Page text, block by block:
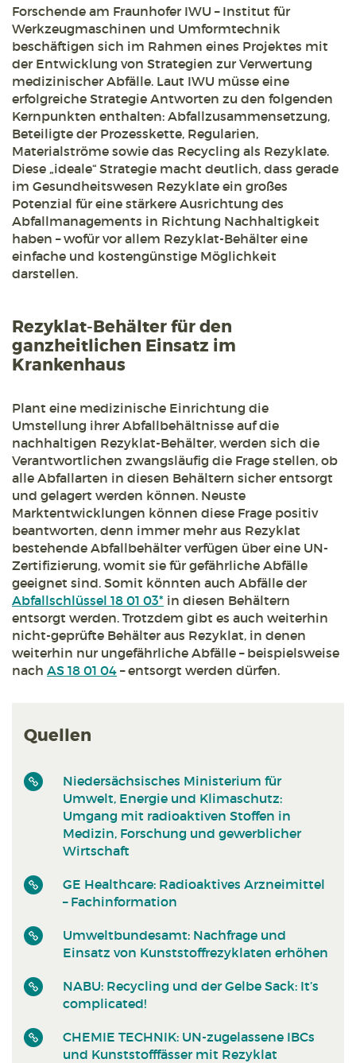
Forschende am Fraunhofer IWU – Institut für
Werkzeugmaschinen und Umformtechnik
beschäftigen sich im Rahmen eines Projektes mit
der Entwicklung von Strategien zur Verwertung
medizinischer Abfälle. Laut IWU müsse eine
erfolgreiche Strategie Antworten zu den folgenden
Kernpunkten enthalten: Abfallzusammensetzung,
Beteiligte der Prozesskette, Regularien,
Materialströme sowie das Recycling als Rezyklate.
Diese „ideale“ Strategie macht deutlich, dass gerade
im Gesundheitswesen Rezyklate ein großes
Potenzial für eine stärkere Ausrichtung des
Abfallmanagements in Richtung Nachhaltigkeit
haben – wofür vor allem Rezyklat-Behälter eine
einfache und kostengünstige Möglichkeit
darstellen.
Rezyklat-Behälter für den
ganzheitlichen Einsatz im
Krankenhaus
Plant eine medizinische Einrichtung die
Umstellung ihrer Abfallbehältnisse auf die
nachhaltigen Rezyklat-Behälter, werden sich die
Verantwortlichen zwangsläufig die Frage stellen, ob
alle Abfallarten in diesen Behältern sicher entsorgt
und gelagert werden können. Neuste
Marktentwicklungen können diese Frage positiv
beantworten, denn immer mehr aus Rezyklat
bestehende Abfallbehälter verfügen über eine UN-
Zertifizierung, womit sie für gefährliche Abfälle
geeignet sind. Somit könnten auch Abfälle der
Abfallschlüssel 18 01 03* in diesen Behältern
entsorgt werden. Trotzdem gibt es auch weiterhin
nicht-geprüfte Behälter aus Rezyklat, in denen
weiterhin nur ungefährliche Abfälle – beispielsweise
nach AS 18 01 04 – entsorgt werden dürfen.
Quellen
Niedersächsisches Ministerium für
Umwelt, Energie und Klimaschutz:
Umgang mit radioaktiven Stoffen in
Medizin, Forschung und gewerblicher
Wirtschaft
GE Healthcare: Radioaktives Arzneimittel
– Fachinformation
Umweltbundesamt: Nachfrage und
Einsatz von Kunststoffrezyklaten erhöhen
NABU: Recycling und der Gelbe Sack: It’s
complicated!
CHEMIE TECHNIK: UN-zugelassene IBCs
und Kunststofffässer mit Rezyklat